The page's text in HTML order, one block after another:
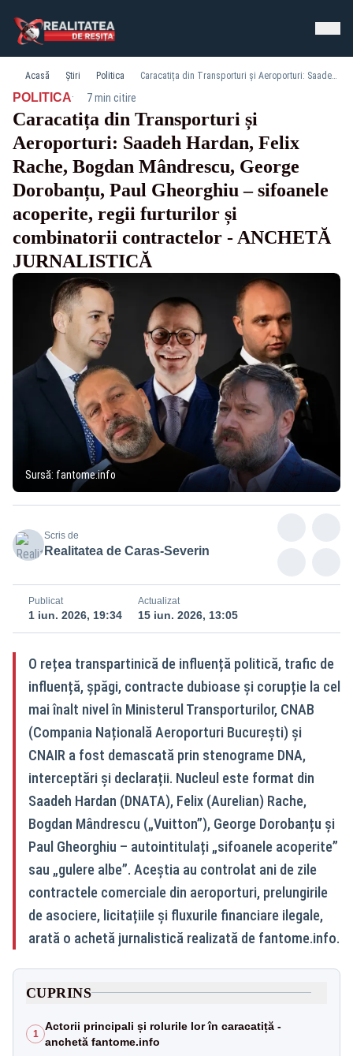
Acasă Știri Politica Caracatița din Transporturi și Aeroporturi: Saadeh Hardan, Felix Rache, Bogdan Mândrescu, George Dorobanțu, Paul Gheorghiu – sifoanele acoperite, regii furturilor și combinatorii contractelor - ANCHETĂ JURNALISTICĂ
POLITICA· 7 min citire
Caracatița din Transporturi și
Aeroporturi: Saadeh Hardan, Felix
Rache, Bogdan Mândrescu, George
Dorobanțu, Paul Gheorghiu – sifoanele
acoperite, regii furturilor și
combinatorii contractelor - ANCHETĂ
JURNALISTICĂ
Sursă: fantome.info
Scris de
Realitatea de Caras-Severin
Publicat
1 iun. 2026, 19:34
Actualizat
15 iun. 2026, 13:05
O rețea transpartinică de influență politică, trafic de
influență, șpăgi, contracte dubioase și corupție la cel
mai înalt nivel în Ministerul Transporturilor, CNAB
(Compania Națională Aeroporturi București) și
CNAIR a fost demascată prin stenograme DNA,
interceptări și declarații. Nucleul este format din
Saadeh Hardan (DNATA), Felix (Aurelian) Rache,
Bogdan Mândrescu („Vuitton”), George Dorobanțu și
Paul Gheorghiu – autointitulați „sifoanele acoperite”
sau „gulere albe”. Aceștia au controlat ani de zile
contractele comerciale din aeroporturi, prelungirile
de asociere, licitațiile și fluxurile financiare ilegale,
arată o achetă jurnalistică realizată de fantome.info.
CUPRINS
1
Actorii principali și rolurile lor în caracatiță -
anchetă fantome.info